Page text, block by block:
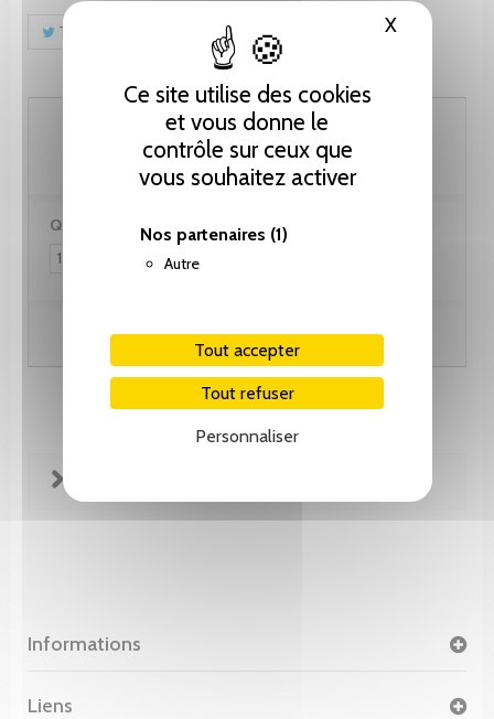
Ce site utilise des cookies
et vous donne le
contrôle sur ceux que
vous souhaitez activer
Nos partenaires (1)
Autre
Tout accepter
Tout refuser
Personnaliser
XMasquer
Tweet Pinterest
76.95 CHF
Quantité :
Ajouter au panier
Informations
Liens